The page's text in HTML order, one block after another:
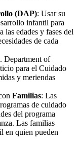
(DAP): Usar su
infantil para
las edades y fases del
de cada
Department of
para el Cuidado
y meriendas
Familias: Las
de cuidado
del programa
Las familias
en quien pueden